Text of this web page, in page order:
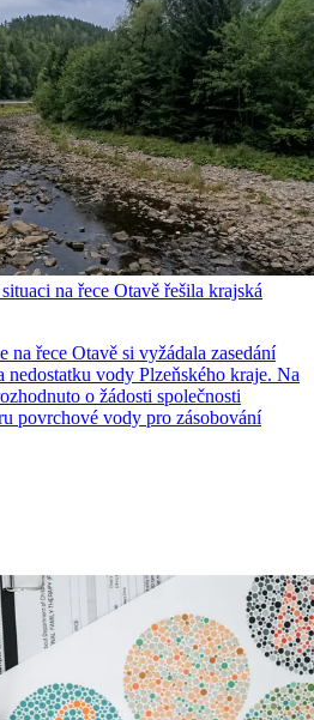
na řece Otavě řešila krajská
řece Otavě si vyžádala zasedání
nedostatku vody Plzeňského kraje. Na
o žádosti společnosti
povrchové vody pro zásobování